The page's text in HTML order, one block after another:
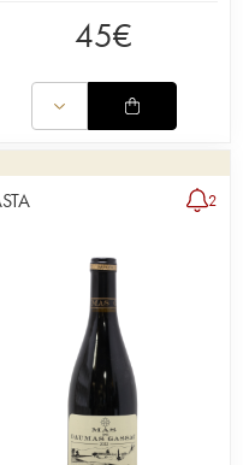
le annate
eseguita una
di tre settimane, la
legno, senza
collaggio
Mas Daumas
ma
aromi
idealmente
più.
45€
2